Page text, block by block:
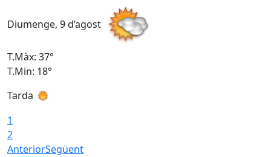
Diumenge, 9 d’agost
T.Màx: 37°
T.Min: 18°
Tarda
1
2
AnteriorSegüent